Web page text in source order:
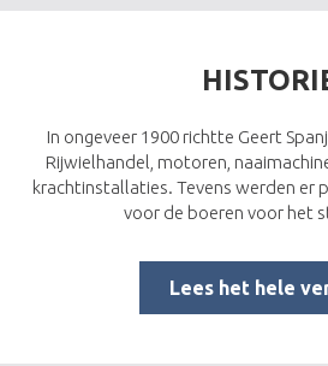
In ongeveer 1900 richtte Geert
Rijwielhandel, motoren,
krachtinstallaties. Tevens werden er
voor de boeren voor het
Lees het hele